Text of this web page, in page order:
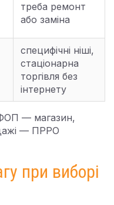
треба ремонт
або заміна
специфічні ніші,
стаціонарна
торгівля без
інтернету
— магазин,
— ПРРО
при виборі